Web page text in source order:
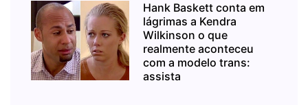
Hank Baskett conta em
lágrimas a Kendra
Wilkinson o que
realmente aconteceu
com a modelo trans:
assista